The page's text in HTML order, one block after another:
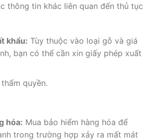
thông tin khác liên quan đến thủ tục
khẩu: Tùy thuộc vào loại gỗ và giá
bạn có thể cần xin giấy phép xuất
quyền.
hóa: Mua bảo hiểm hàng hóa để
trong trường hợp xảy ra mất mát